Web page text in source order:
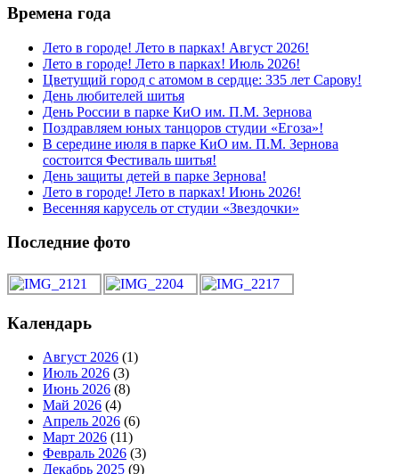
Времена года
Лето в городе! Лето в парках! Август 2026!
Лето в городе! Лето в парках! Июль 2026!
Цветущий город с атомом в сердце: 335 лет Сарову!
День любителей шитья
День России в парке КиО им. П.М. Зернова
Поздравляем юных танцоров студии «Егоза»!
В середине июля в парке КиО им. П.М. Зернова
состоится Фестиваль шитья!
День защиты детей в парке Зернова!
Лето в городе! Лето в парках! Июнь 2026!
Весенняя карусель от студии «Звездочки»
Последние фото
Календарь
Август 2026 (1)
Июль 2026 (3)
Июнь 2026 (8)
Май 2026 (4)
Апрель 2026 (6)
Март 2026 (11)
Февраль 2026 (3)
Декабрь 2025 (9)